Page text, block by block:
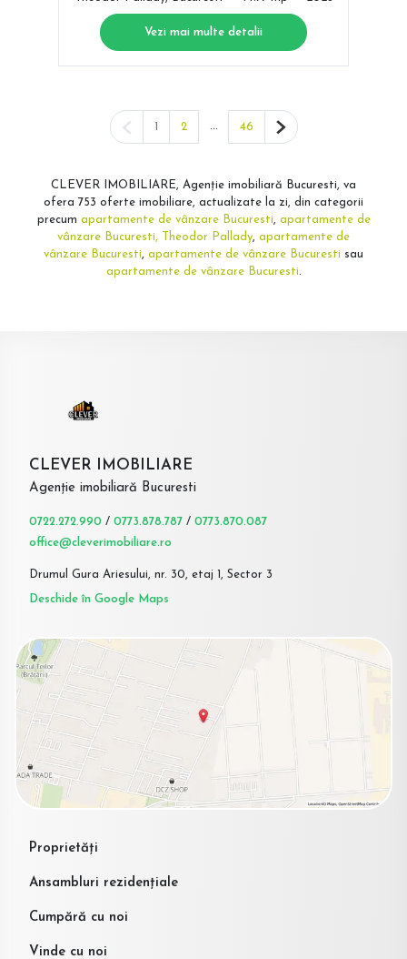
Vezi mai multe detalii
Pagina anterioară
1 2 ... 46 Pagina următoare
CLEVER IMOBILIARE, Agenție imobiliară Bucuresti, va
ofera 753 oferte imobiliare, actualizate la zi, din categorii
precum apartamente de vânzare Bucuresti, apartamente de
vânzare Bucuresti, Theodor Pallady, apartamente de
vânzare Bucuresti, apartamente de vânzare Bucuresti sau
apartamente de vânzare Bucuresti.
CLEVER IMOBILIARE
Agenție imobiliară Bucuresti
0722.272.990 / 0773.878.787 / 0773.870.087
office@cleverimobiliare.ro
Drumul Gura Ariesului, nr. 30, etaj 1, Sector 3
Deschide în Google Maps
Proprietăți
Ansambluri rezidențiale
Cumpără cu noi
Vinde cu noi